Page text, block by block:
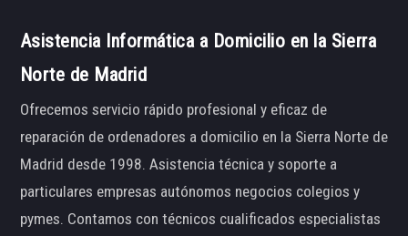
Asistencia Informática a Domicilio en la Sierra
Norte de Madrid
Ofrecemos servicio rápido profesional y eficaz de
reparación de ordenadores a domicilio en la Sierra Norte de
Madrid desde 1998. Asistencia técnica y soporte a
particulares empresas autónomos negocios colegios y
pymes. Contamos con técnicos cualificados especialistas